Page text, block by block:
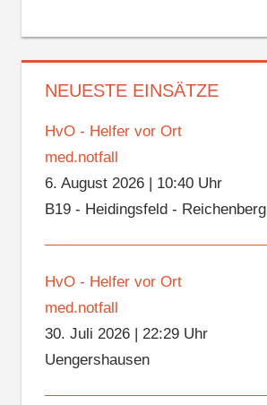
NEUESTE EINSÄTZE
HvO - Helfer vor Ort
med.notfall
6. August 2026| 10:40 Uhr
B19 - Heidingsfeld - Reichenberg
HvO - Helfer vor Ort
med.notfall
30. Juli 2026| 22:29 Uhr
Uengershausen